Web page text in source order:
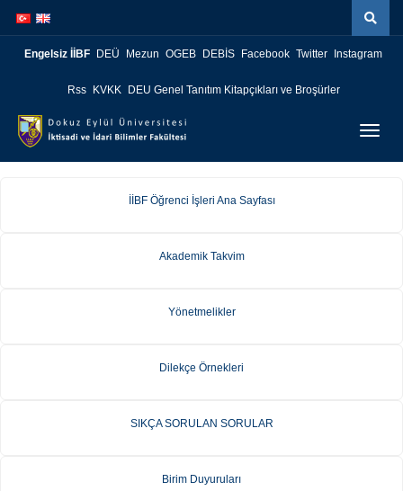
atla
atla
Engelsiz İİBF DEÜ Mezun OGEB DEBİS Facebook Twitter Instagram
Rss KVKK DEU Genel Tanıtım Kitapçıkları ve Broşürler
İİBF Öğrenci İşleri Ana Sayfası
Akademik Takvim
Yönetmelikler
Dilekçe Örnekleri
SIKÇA SORULAN SORULAR
Birim Duyuruları